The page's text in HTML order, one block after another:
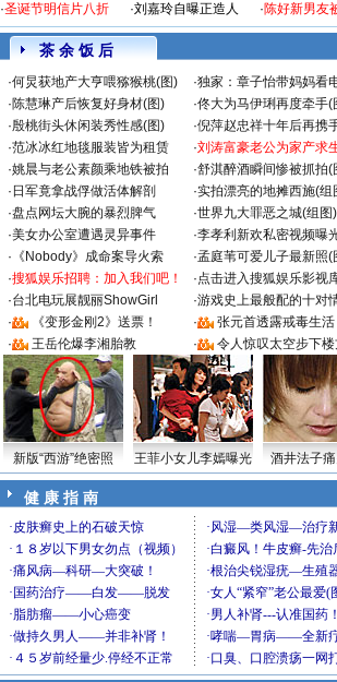
·圣诞节明信片八折
·刘嘉玲自曝正造人
·陈好新男友
茶 余 饭 后
·何炅获地产大亨喂猕猴桃(图) ·独家：章子怡带妈妈看
·陈慧琳产后恢复好身材(图) ·佟大为马伊琍再度牵手(
·殷桃街头休闲装秀性感(图) ·倪萍赵忠祥十年后再携
·范冰冰红地毯服装皆为租赁 ·刘涛富豪老公为家产求
·姚晨与老公素颜乘地铁被拍 ·舒淇醉酒瞬间惨被抓拍(
· 日军竟拿战俘做活体解剖 ·实拍漂亮的地摊西施(组
·盘点网坛大腕的暴烈脾气 ·世界九大罪恶之城(组图)
·美女办公室遭遇灵异事件 ·李孝利新欢私密视频曝
· 《Nobody》成命案导火索 ·孟庭苇可爱儿子最新照(
·搜狐娱乐招聘：加入我们吧！ ·点击进入搜狐娱乐影视
·台北电玩展靓丽ShowGirl ·游戏史上最般配的十对
·
《变形金刚2》送票！ ·
张元首透露戒毒生活
·
王岳伦爆李湘胎教 · 令人惊叹太空步下
新版“西游”绝密照 王菲小女儿李嫣曝光 酒井法子
健 康 指 南